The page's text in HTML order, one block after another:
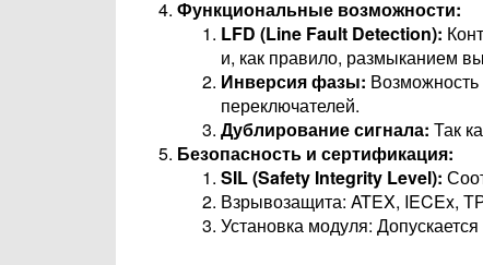
Функциональные возможности:
LFD (Line Fault Detection):
и, как правило, размыканием
Инверсия фазы:
переключателей.
Дублирование сигнала: Так
Безопасность и сертификация:
SIL (Safety Integrity Level):
Взрывозащита: ATEX, IECEx,
Установка модуля: